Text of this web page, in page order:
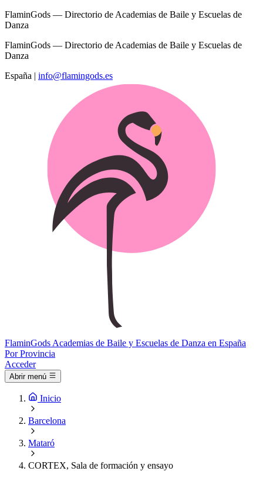
FlaminGods — Directorio de Academias de Baile y Escuelas de
Danza
FlaminGods — Directorio de Academias de Baile y Escuelas de
Danza
España | info@flamingods.es
FlaminGods Academias de Baile y Escuelas de Danza en España
Por Provincia
Acceder
Abrir menú
Inicio
Barcelona
Mataró
CORTEX, Sala de formación y ensayo